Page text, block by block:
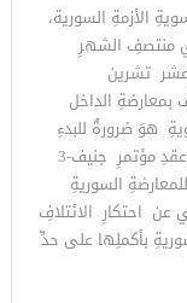
الأزمةِ السورية،
منتصفِ الشهرِ
تشرين
الداخل
هوَ ضرورةٌ للبدءِ
بالتسوية، وقالَ إنهُ بعدَ ذلكَ يمكِنُ دراسةُ فكرةِ عقدِ مؤتمرِ جنيف-3
السوريةِ
التخلي عن احتكارِ الائتلافِ
بأكملِها على حدِّ